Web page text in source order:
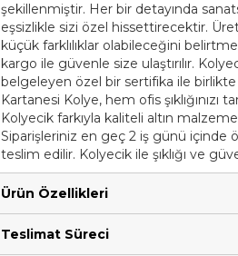
şekillenmiştir. Her bir detayında
eşsizlikle sizi özel hissettirecektir.
küçük farklılıklar olabileceğini
kargo ile güvenle size ulaştırılır.
belgeleyen özel bir sertifika ile birlikte
Kartanesi Kolye, hem ofis
Kolyecik farkıyla kaliteli altın
Siparişleriniz en geç 2 iş günü içinde
teslim edilir. Kolyecik ile şıklığı ve
Ürün Özellikleri
Teslimat Süreci